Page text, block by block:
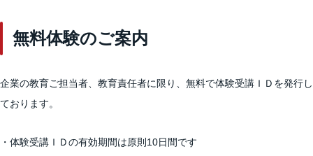
無料体験のご案内
企業の教育ご担当者、教育責任者に限り、無料で体験受講ＩＤを発行し
ております。
・体験受講ＩＤの有効期間は原則10日間です